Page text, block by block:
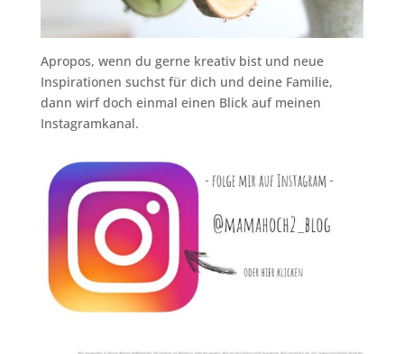
Apropos, wenn du gerne kreativ bist und neue
Inspirationen suchst für dich und deine Familie,
dann wirf doch einmal einen Blick auf meinen
Instagramkanal.